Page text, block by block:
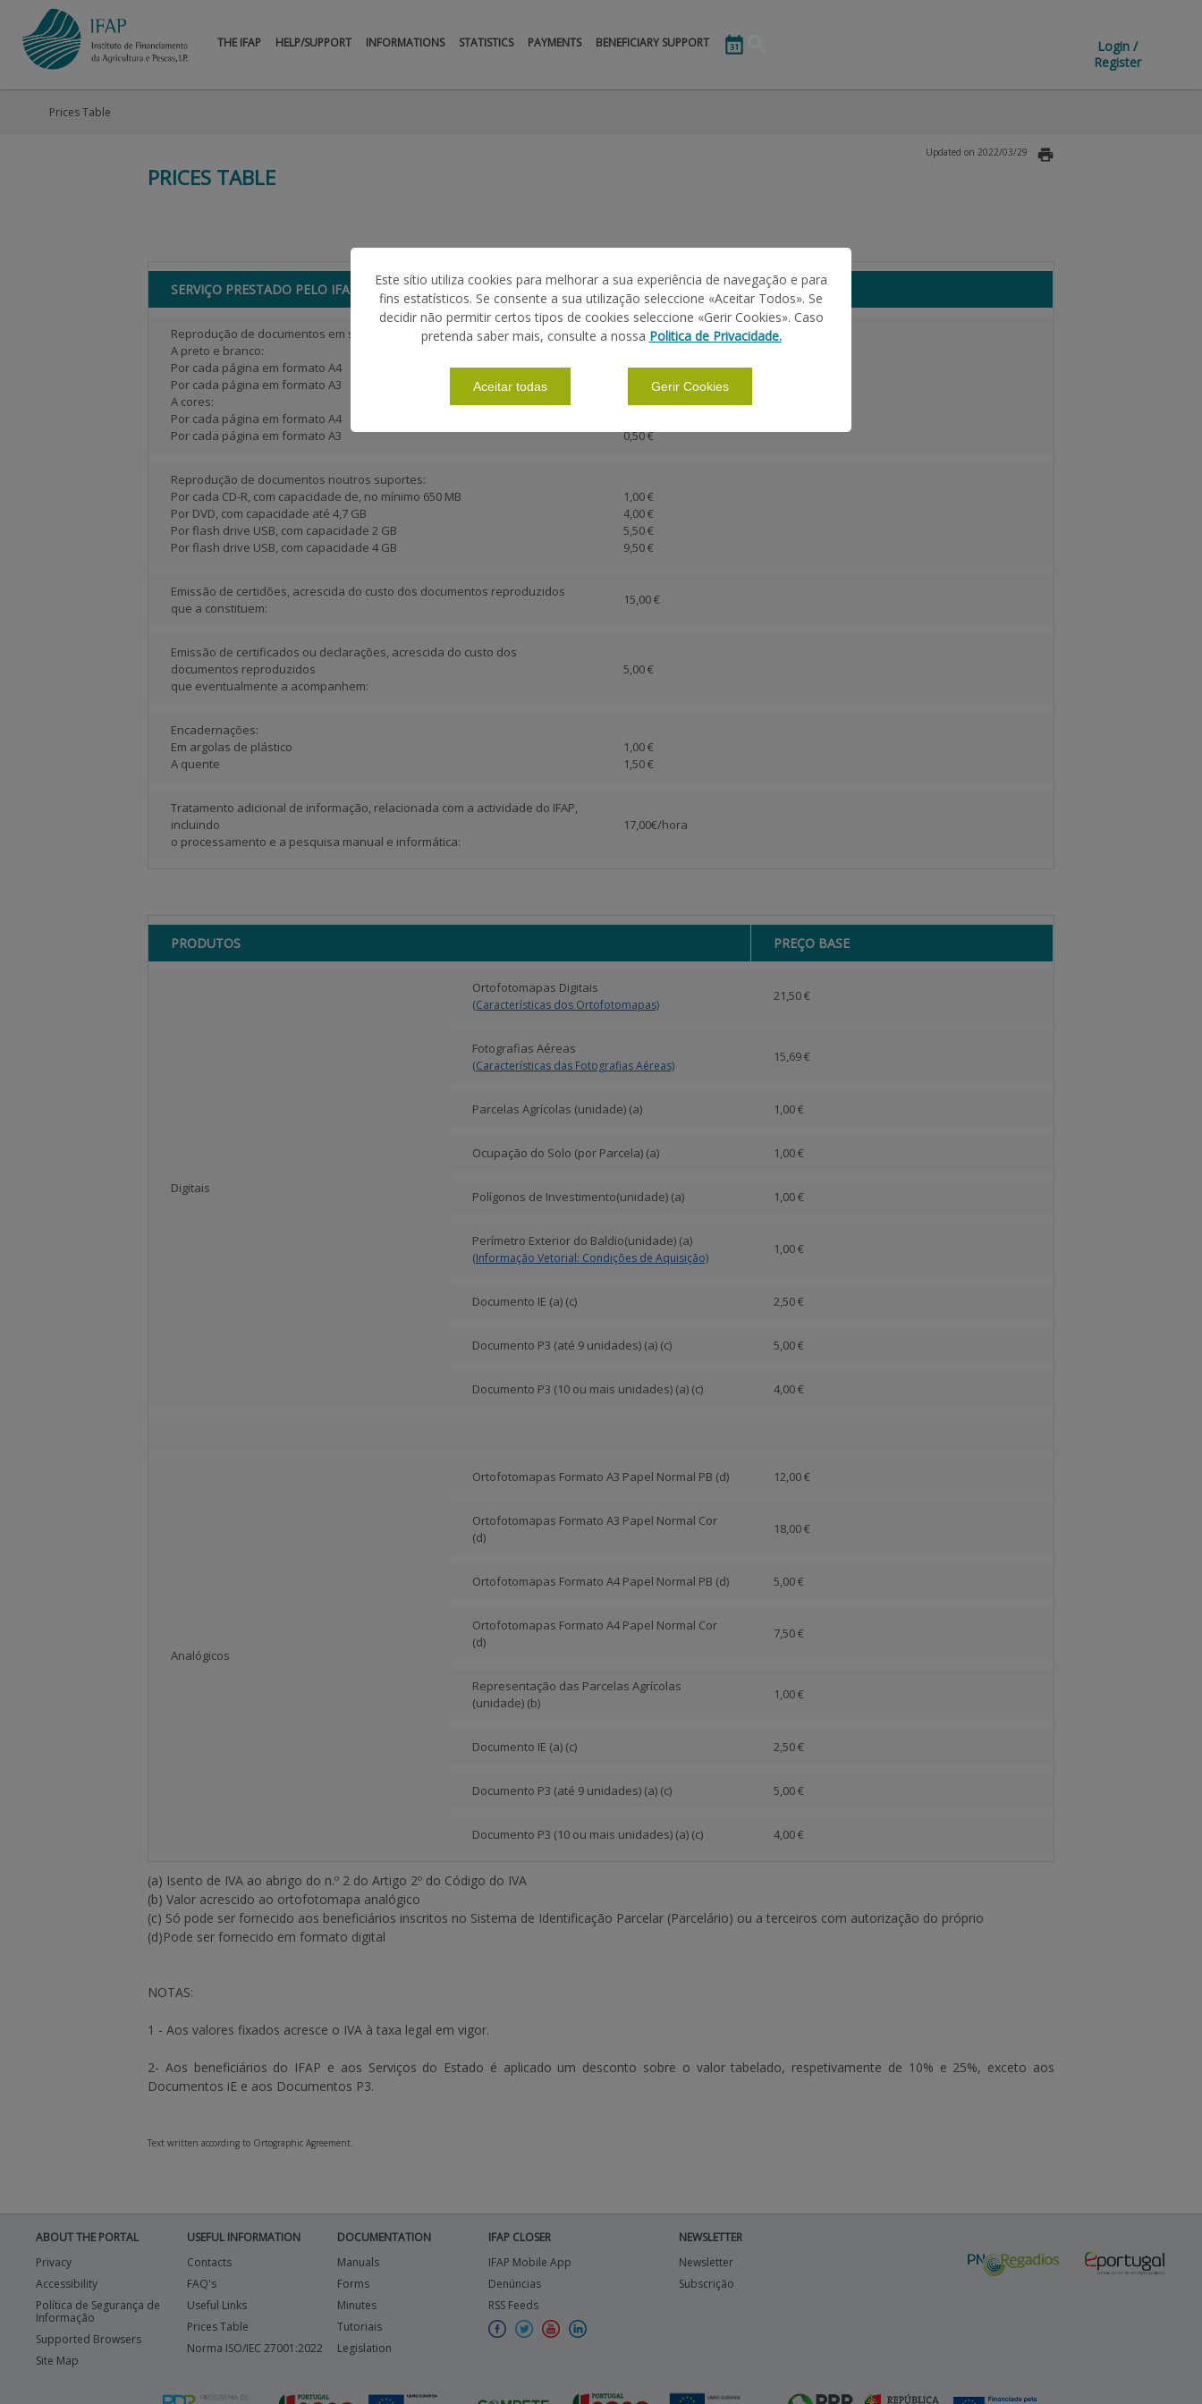
THE IFAP HELP/SUPPORT INFORMATIONS STATISTICS PAYMENTS BENEFICIARY SUPPORT
Login /
Register
Prices Table
PRICES TABLE
Updated on 2022/03/29
SERVIÇO PRESTADO PELO IFAP PREÇO
Reprodução de documentos em suporte papel:
A preto e branco:
Por cada página em formato A4
Por cada página em formato A3
A cores:
Por cada página em formato A4
Por cada página em formato A3
0,05 €
0,10 €
0,50 €
Reprodução de documentos noutros suportes:
Por cada CD-R, com capacidade de, no mínimo 650 MB
Por DVD, com capacidade até 4,7 GB
Por flash drive USB, com capacidade 2 GB
Por flash drive USB, com capacidade 4 GB
1,00 €
4,00 €
5,50 €
9,50 €
Emissão de certidões, acrescida do custo dos documentos reproduzidos
que a constituem:
15,00 €
Emissão de certificados ou declarações, acrescida do custo dos
documentos reproduzidos
que eventualmente a acompanhem:
5,00 €
Encadernações:
Em argolas de plástico
A quente
1,00 €
1,50 €
Tratamento adicional de informação, relacionada com a actividade do IFAP,
incluindo
o processamento e a pesquisa manual e informática:
17,00€/hora
PRODUTOS PREÇO BASE
Digitais
Ortofotomapas Digitais
(Características dos Ortofotomapas)
21,50 €
Fotografias Aéreas
(Características das Fotografias Aéreas)
15,69 €
Parcelas Agrícolas (unidade) (a) 1,00 €
Ocupação do Solo (por Parcela) (a) 1,00 €
Polígonos de Investimento(unidade) (a) 1,00 €
Perímetro Exterior do Baldio(unidade) (a)
(Informação Vetorial: Condições de Aquisição)
1,00 €
Documento IE (a) (c) 2,50 €
Documento P3 (até 9 unidades) (a) (c) 5,00 €
Documento P3 (10 ou mais unidades) (a) (c) 4,00 €
Analógicos
Ortofotomapas Formato A3 Papel Normal PB (d) 12,00 €
Ortofotomapas Formato A3 Papel Normal Cor
(d)
18,00 €
Ortofotomapas Formato A4 Papel Normal PB (d) 5,00 €
Ortofotomapas Formato A4 Papel Normal Cor
(d)
7,50 €
Representação das Parcelas Agrícolas
(unidade) (b)
1,00 €
Documento IE (a) (c) 2,50 €
Documento P3 (até 9 unidades) (a) (c) 5,00 €
Documento P3 (10 ou mais unidades) (a) (c) 4,00 €
(a) Isento de IVA ao abrigo do n.º 2 do Artigo 2º do Código do IVA
(b) Valor acrescido ao ortofotomapa analógico
(c) Só pode ser fornecido aos beneficiários inscritos no Sistema de Identificação Parcelar (Parcelário) ou a terceiros com autorização do próprio
(d)Pode ser fornecido em formato digital
NOTAS:
1 - Aos valores fixados acresce o IVA à taxa legal em vigor.
2- Aos beneficiários do IFAP e aos Serviços do Estado é aplicado um desconto sobre o valor tabelado, respetivamente de 10% e 25%, exceto aos
Documentos iE e aos Documentos P3.
Text written according to Ortographic Agreement.
ABOUT THE PORTAL
Privacy
Accessibility
Política de Segurança de
Informação
Supported Browsers
Site Map
USEFUL INFORMATION
Contacts
FAQ's
Useful Links
Prices Table
Norma ISO/IEC 27001:2022
DOCUMENTATION
Manuals
Forms
Minutes
Tutoriais
Legislation
IFAP CLOSER
IFAP Mobile App
Denúncias
RSS Feeds
NEWSLETTER
Newsletter
Subscrição
Este sítio utiliza cookies para melhorar a sua experiência de navegação e para
fins estatísticos. Se consente a sua utilização seleccione «Aceitar Todos». Se
decidir não permitir certos tipos de cookies seleccione «Gerir Cookies». Caso
pretenda saber mais, consulte a nossa Politica de Privacidade.
Aceitar todas Gerir Cookies